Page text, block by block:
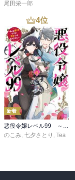
尾田栄一郎
4位
新着
のこみ 七夕さとり Tea